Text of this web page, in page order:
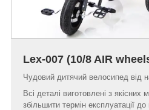
Lex-007 (10/8 AIR
Чудовий дитячий велосипед від
Всі деталі виготовлені з
збільшити термін експлуатації до